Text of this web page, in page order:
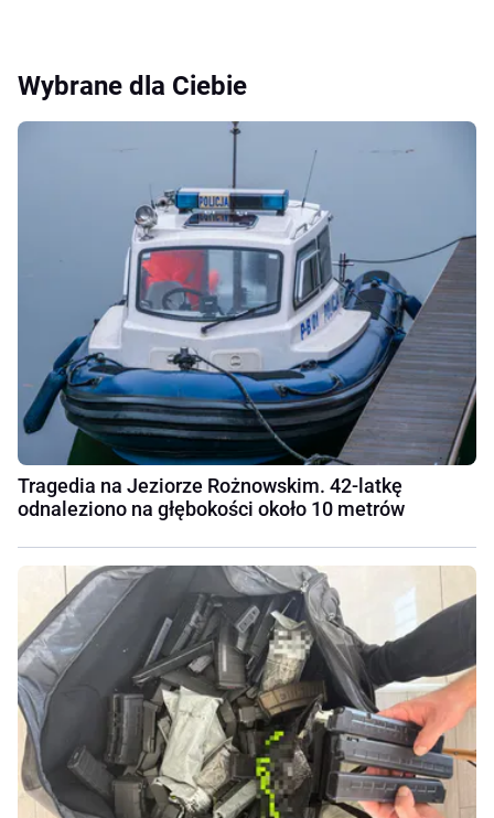
Wybrane dla Ciebie
Tragedia na Jeziorze Rożnowskim. 42-latkę
odnaleziono na głębokości około 10 metrów